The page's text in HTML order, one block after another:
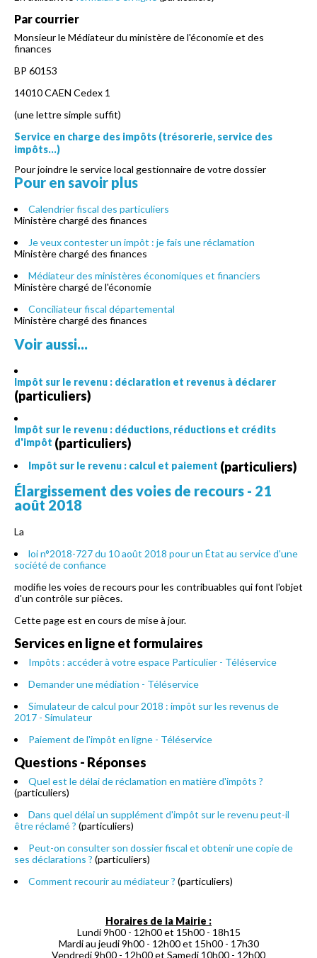
Par courrier
Monsieur le Médiateur du ministère de l'économie et des
finances
BP 60153
14010 CAEN Cedex 1
(une lettre simple suffit)
Service en charge des impôts (trésorerie, service des
impôts...)
Pour joindre le service local gestionnaire de votre dossier
Pour en savoir plus
Calendrier fiscal des particuliers
Ministère chargé des finances
Je veux contester un impôt : je fais une réclamation
Ministère chargé des finances
Médiateur des ministères économiques et financiers
Ministère chargé de l'économie
Conciliateur fiscal départemental
Ministère chargé des finances
Voir aussi...
Impôt sur le revenu : déclaration et revenus à déclarer
(particuliers)
Impôt sur le revenu : déductions, réductions et crédits
d'impôt (particuliers)
Impôt sur le revenu : calcul et paiement (particuliers)
Élargissement des voies de recours - 21
août 2018
La
loi n°2018-727 du 10 août 2018 pour un État au service d'une
société de confiance
modifie les voies de recours pour les contribuables qui font l'objet
d'un contrôle sur pièces.
Cette page est en cours de mise à jour.
Services en ligne et formulaires
Impôts : accéder à votre espace Particulier - Téléservice
Demander une médiation - Téléservice
Simulateur de calcul pour 2018 : impôt sur les revenus de
2017 - Simulateur
Paiement de l'impôt en ligne - Téléservice
Questions - Réponses
Quel est le délai de réclamation en matière d'impôts ?
(particuliers)
Dans quel délai un supplément d'impôt sur le revenu peut-il
être réclamé ? (particuliers)
Peut-on consulter son dossier fiscal et obtenir une copie de
ses déclarations ? (particuliers)
Comment recourir au médiateur ? (particuliers)
Horaires de la Mairie :
Lundi 9h00 - 12h00 et 15h00 - 18h15
Mardi au jeudi 9h00 - 12h00 et 15h00 - 17h30
Vendredi 9h00 - 12h00 et Samedi 10h00 - 12h00